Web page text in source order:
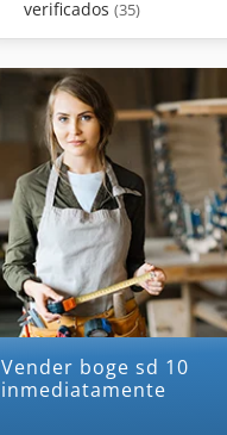
verificados (35)
Vender boge sd 10
inmediatamente